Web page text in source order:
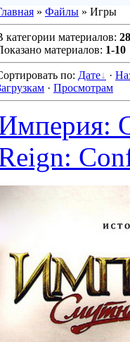
» Файлы » Игры
категории материалов: 28
материалов: 1-10
по: Дате ·
· Просмотрам